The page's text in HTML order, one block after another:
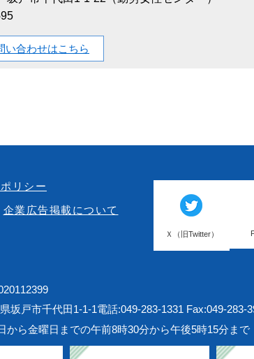
い合わせはこちら
リシー
企業広告掲載について
Ｘ（旧Twitter）
坂戸市千代田1-1-1電話:049-283-1331 Fax:049-283-
から金曜日までの午前8時30分から午後5時15分まで